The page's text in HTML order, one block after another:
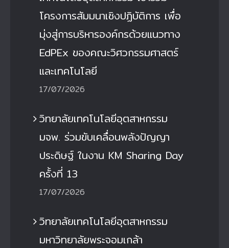
โครงการสัมมนาเชิงปฏิบัติการ เพื่อ
มุ่งสู่การบริหารองค์กรด้วยแนวทาง
EdPEx ของคณะวิศวกรรมศาสตร์
และเทคโนโลยี
17/07/2026
วิทยาลัยเทคโนโลยีอุตสาหกรรม
มจพ. ร่วมขับเคลื่อนพลังปัญญา
ประดิษฐ์ ในงาน KM Sharing Day
ครั้งที่ 13
17/07/2026
วิทยาลัยเทคโนโลยีอุตสาหกรรม
มหาวิทยาลัยพระจอมเกล้า